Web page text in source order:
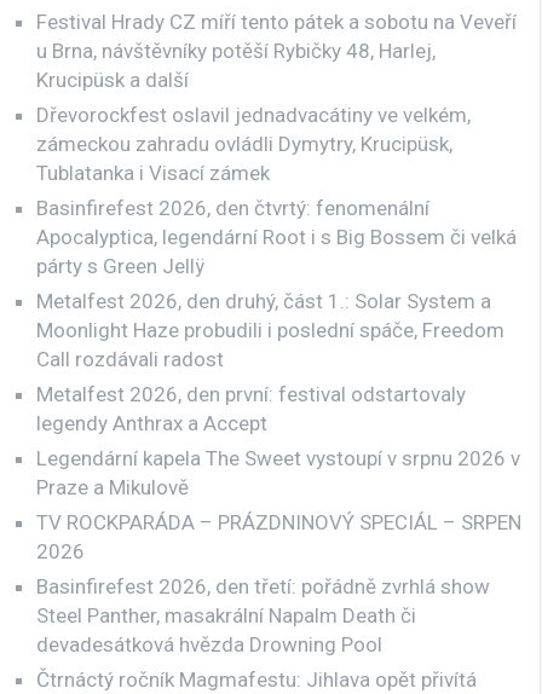
Festival Hrady CZ míří tento pátek a sobotu na Veveří
u Brna, návštěvníky potěší Rybičky 48, Harlej,
Krucipüsk a další
Dřevorockfest oslavil jednadvacátiny ve velkém,
zámeckou zahradu ovládli Dymytry, Krucipüsk,
Tublatanka i Visací zámek
Basinfirefest 2026, den čtvrtý: fenomenální
Apocalyptica, legendární Root i s Big Bossem či velká
párty s Green Jellÿ
Metalfest 2026, den druhý, část 1.: Solar System a
Moonlight Haze probudili i poslední spáče, Freedom
Call rozdávali radost
Metalfest 2026, den první: festival odstartovaly
legendy Anthrax a Accept
Legendární kapela The Sweet vystoupí v srpnu 2026 v
Praze a Mikulově
TV ROCKPARÁDA – PRÁZDNINOVÝ SPECIÁL – SRPEN
2026
Basinfirefest 2026, den třetí: pořádně zvrhlá show
Steel Panther, masakrální Napalm Death či
devadesátková hvězda Drowning Pool
Čtrnáctý ročník Magmafestu: Jihlava opět přivítá